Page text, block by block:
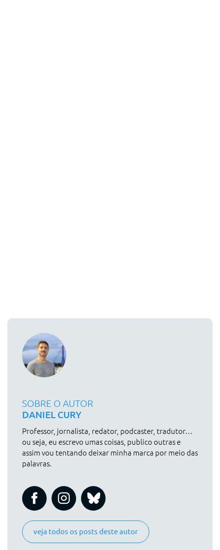
SOBRE O AUTOR
DANIEL CURY
Professor, jornalista, redator, podcaster, tradutor…
ou seja, eu escrevo umas coisas, publico outras e
assim vou tentando deixar minha marca por meio das
palavras.
veja todos os posts deste autor